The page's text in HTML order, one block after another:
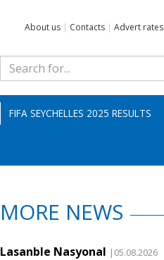
About us | Contacts | Advert rates
FIFA SEYCHELLES 2025 RESULTS
MORE NEWS
Lasanble Nasyonal |05.08.2026